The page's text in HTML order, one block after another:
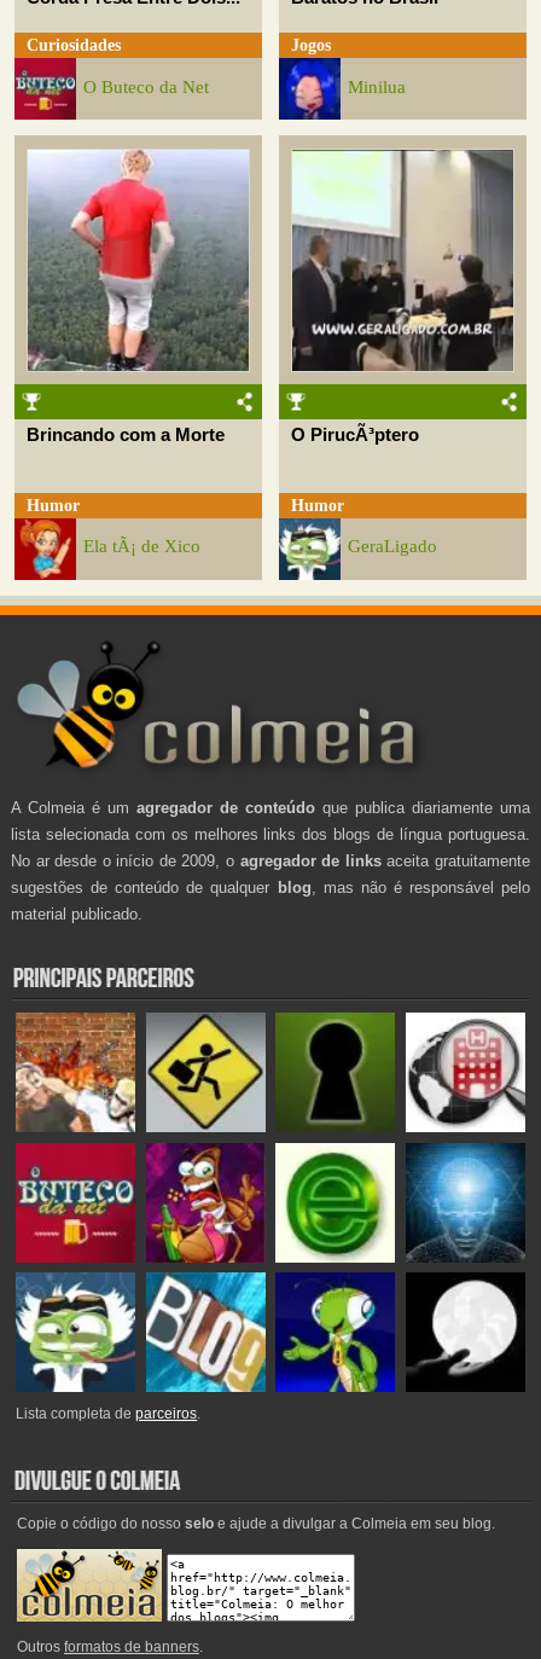
Curiosidades
O Buteco da Net
Jogos
Minilua
Brincando com a Morte
Humor
Ela tÃ¡ de Xico
O PirucÃ³ptero
Humor
GeraLigado
A Colmeia é um agregador de conteúdo que publica diariamente uma
lista selecionada com os melhores links dos blogs de língua portuguesa.
No ar desde o início de 2009, o agregador de linksaceita gratuitamente
sugestões de conteúdo de qualquer blog , mas não é responsável pelo
material publicado.
Lista completa deparceiros.
Copie o código do nosso seloe ajude a divulgar a Colmeia em seu blog.
Outros formatos de banners.